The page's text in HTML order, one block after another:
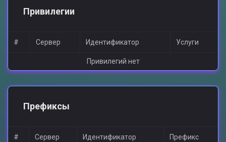
Привилегии
# Сервер Идентификатор Услуги
Привилегий нет
Префиксы
# Сервер Идентификатор Префикс